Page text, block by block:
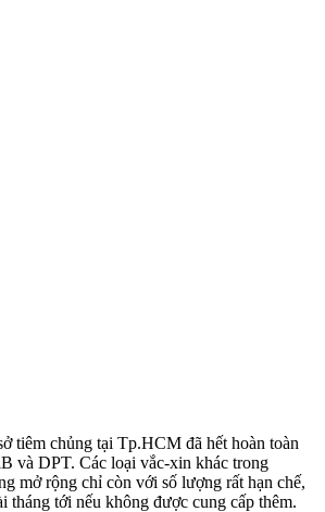
tiêm chủng tại Tp.HCM đã hết hoàn toàn
và DPT. Các loại vắc-xin khác trong
mở rộng chỉ còn với số lượng rất hạn chế,
tháng tới nếu không được cung cấp thêm.